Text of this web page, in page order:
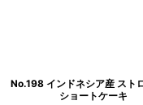
No.198 インドネシア産 スト
ショートケーキ